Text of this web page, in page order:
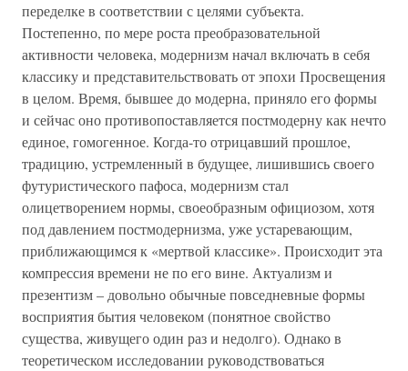
переделке в соответствии с целями субъекта.
Постепенно, по мере роста преобразовательной
активности человека, модернизм начал включать в себя
классику и представительствовать от эпохи Просвещения
в целом. Время, бывшее до модерна, приняло его формы
и сейчас оно противопоставляется постмодерну как нечто
единое, гомогенное. Когда-то отрицавший прошлое,
традицию, устремленный в будущее, лишившись своего
футуристического пафоса, модернизм стал
олицетворением нормы, своеобразным официозом, хотя
под давлением постмодернизма, уже устаревающим,
приближающимся к «мертвой классике». Происходит эта
компрессия времени не по его вине. Актуализм и
презентизм – довольно обычные повседневные формы
восприятия бытия человеком (понятное свойство
существа, живущего один раз и недолго). Однако в
теоретическом исследовании руководствоваться